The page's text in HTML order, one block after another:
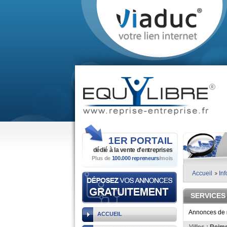
1ER PORTAIL
dédié à la vente d'entreprises
Plus de 100.000 repreneurs/mois
ACCUEIL
Accueil
Annonces de